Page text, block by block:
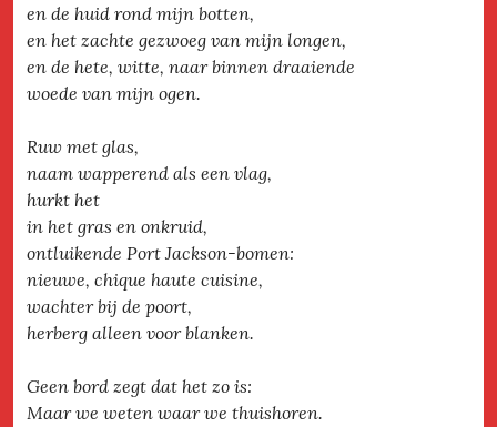
en de huid rond mijn botten,
en het zachte gezwoeg van mijn longen,
en de hete, witte, naar binnen draaiende
woede van mijn ogen.
Ruw met glas,
naam wapperend als een vlag,
hurkt het
in het gras en onkruid,
ontluikende Port Jackson-bomen:
nieuwe, chique haute cuisine,
wachter bij de poort,
herberg alleen voor blanken.
Geen bord zegt dat het zo is:
Maar we weten waar we thuishoren.